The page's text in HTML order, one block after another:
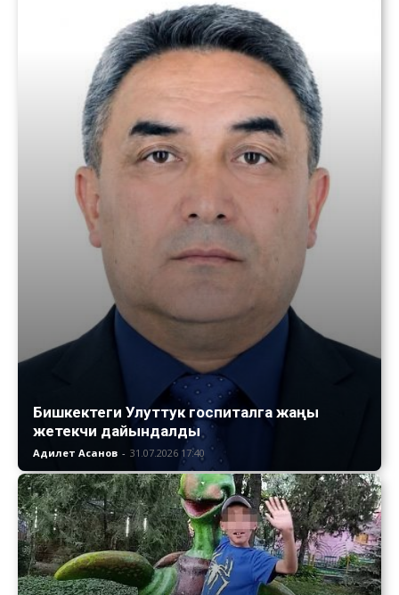
Бишкектеги Улуттук госпиталга жаңы
жетекчи дайындалды
Адилет Асанов - 31.07.2026 17:40